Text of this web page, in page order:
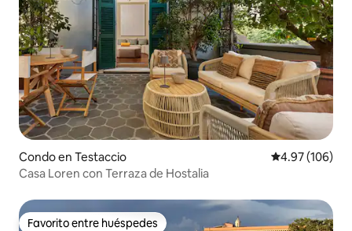
Condo en Testaccio Calificación
4.97 (106)
Casa Loren con Terraza de Hostalia
Favorito entre huéspedes